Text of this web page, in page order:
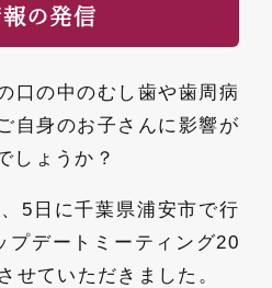
の発信
口の中のむし歯や歯周病
自身のお子さんに影響が
しょうか？
5日に千葉県浦安市で行
プデートミーティング20
せていただきました。